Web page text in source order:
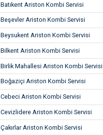
Batıkent Ariston Kombi Servisi
Beşevler Ariston Kombi Servisi
Beysukent Ariston Kombi Servisi
Bilkent Ariston Kombi Servisi
Birlik Mahallesi Ariston Kombi Servisi
Boğaziçi Ariston Kombi Servisi
Cebeci Ariston Kombi Servisi
Cevizlidere Ariston Kombi Servisi
Çakırlar Ariston Kombi Servisi